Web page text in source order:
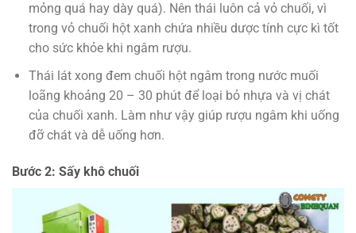
mỏng quá hay dày quá). Nên thái luôn cả vỏ chuối, vì
trong vỏ chuối hột xanh chứa nhiều dược tính cực kì tốt
cho sức khỏe khi ngâm rượu.
Thái lát xong đem chuối hột ngâm trong nước muối
loãng khoảng 20 – 30 phút để loại bỏ nhựa và vị chát
của chuối xanh. Làm như vậy giúp rượu ngâm khi uống
đỡ chát và dễ uống hơn.
Bước 2: Sấy khô chuối